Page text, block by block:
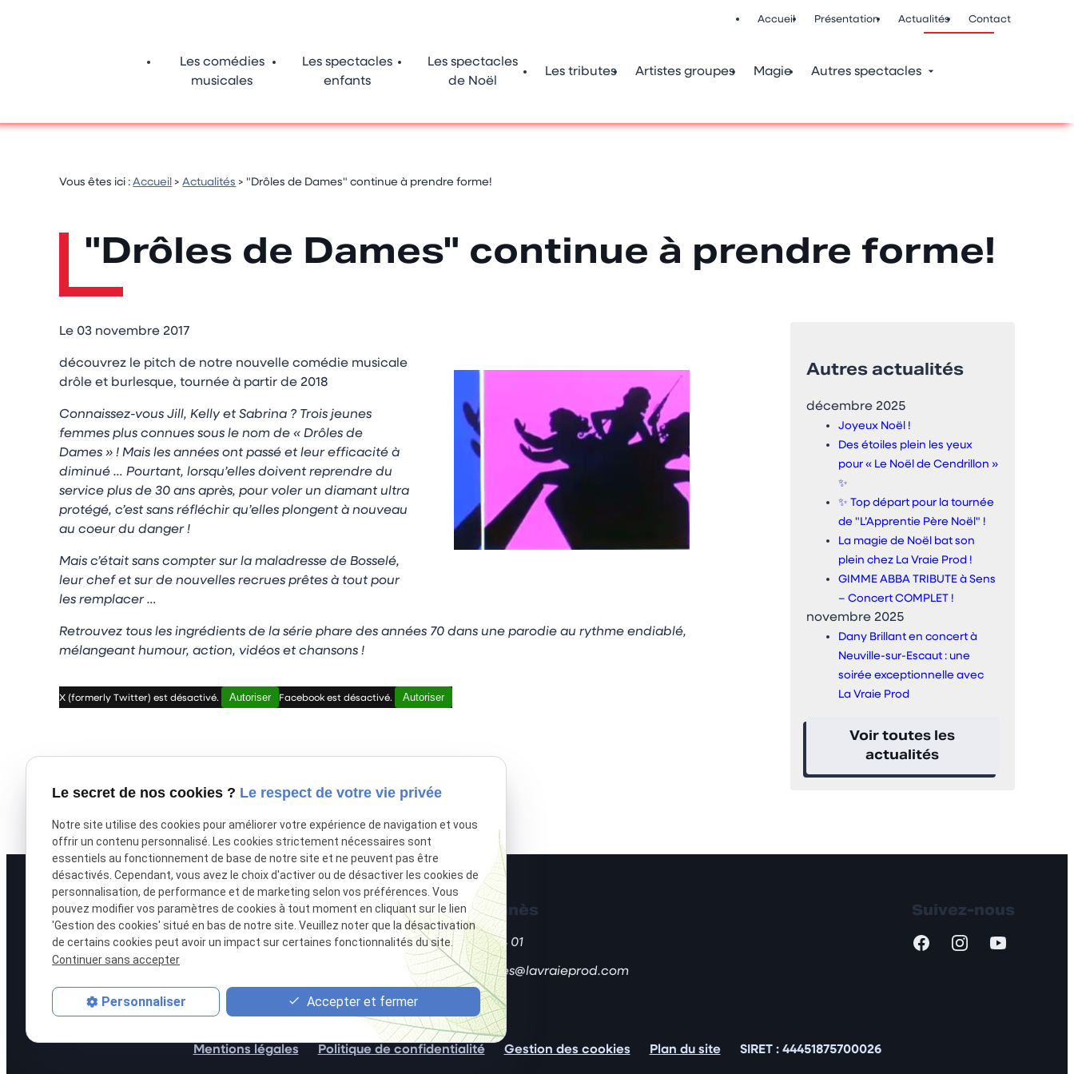
Accueil Présentation Actualités Contact
Les comédies
musicales
Les spectacles
enfants
Les spectacles
de Noël
Les tributes Artistes groupes Magie Autres spectacles
Vous êtes ici : Accueil >Actualités > "Drôles de Dames" continue à prendre forme!
"Drôles de Dames" continue à prendre forme!
Le 03 novembre 2017
découvrez le pitch de notre nouvelle comédie musicale
drôle et burlesque, tournée à partir de 2018
Connaissez-vous Jill, Kelly et Sabrina ? Trois jeunes
femmes plus connues sous le nom de « Drôles de
Dames » ! Mais les années ont passé et leur efficacité à
diminué … Pourtant, lorsqu’elles doivent reprendre du
service plus de 30 ans après, pour voler un diamant ultra
protégé, c’est sans réfléchir qu’elles plongent à nouveau
au coeur du danger !
Mais c’était sans compter sur la maladresse de Bosselé,
leur chef et sur de nouvelles recrues prêtes à tout pour
les remplacer …
Retrouvez tous les ingrédients de la série phare des années 70 dans une parodie au rythme endiablé,
mélangeant humour, action, vidéos et chansons !
X (formerly Twitter) est désactivé. Autoriser Facebook est désactivé. Autoriser
Autres actualités
décembre 2025
Joyeux Noël !
Des étoiles plein les yeux
pour « Le Noël de Cendrillon »
✨
✨ Top départ pour la tournée
de "L’Apprentie Père Noël" !
La magie de Noël bat son
plein chez La Vraie Prod !
GIMME ABBA TRIBUTE à Sens
– Concert COMPLET !
novembre 2025
Dany Brillant en concert à
Neuville-sur-Escaut : une
soirée exceptionnelle avec
La Vraie Prod
Voir toutes les
actualités
Laura Jannès
06 14 39 24 01
laurajannes@lavraieprod.com
Suivez-nous
Mentions légales Politique de confidentialité Gestion des cookies Plan du site SIRET :44451875700026
Le secret de nos cookies ? Le respect de votre vie privée
Notre site utilise des cookies pour améliorer votre expérience de navigation et vous
offrir un contenu personnalisé. Les cookies strictement nécessaires sont
essentiels au fonctionnement de base de notre site et ne peuvent pas être
désactivés. Cependant, vous avez le choix d'activer ou de désactiver les cookies de
personnalisation, de performance et de marketing selon vos préférences. Vous
pouvez modifier vos paramètres de cookies à tout moment en cliquant sur le lien
'Gestion des cookies' situé en bas de notre site. Veuillez noter que la désactivation
de certains cookies peut avoir un impact sur certaines fonctionnalités du site.
Continuer sans accepter
Personnaliser Accepter et fermer